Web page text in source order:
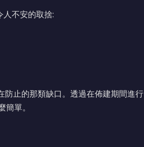
不安的取捨:
止的那類缺口。透過在佈建期間進行
單。